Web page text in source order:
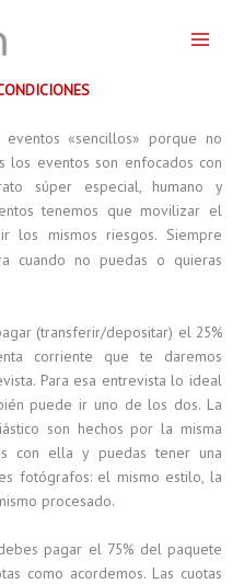
«sencillos» porque no
los eventos son enfocados con
súper especial, humano y
tenemos que movilizar el
los mismos riesgos. Siempre
cuando no puedas o quieras
(transferir/depositar) el 25%
corriente que te daremos
Para esa entrevista lo ideal
puede ir uno de los dos. La
son hechos por la misma
con ella y puedas tener una
fotógrafos: el mismo estilo, la
procesado.
pagar el 75% del paquete
como acordemos. Las cuotas